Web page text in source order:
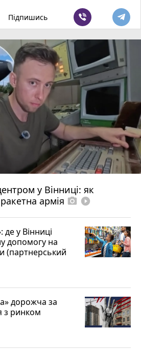
Підпишись
у Вінниці: як
армія photo_camera play_circle_filled
у Вінниці
допомогу на
(партнерський
дорожча за
з ринком